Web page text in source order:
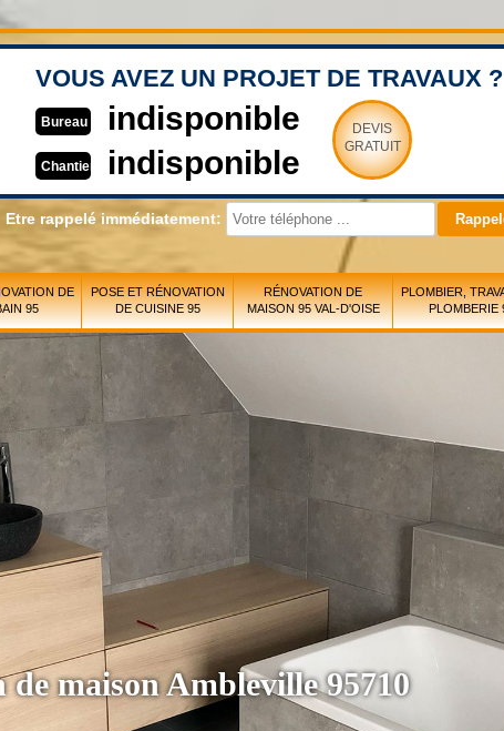
VOUS AVEZ UN PROJET DE TRAVAUX ?
Bureau indisponible
Chantier indisponible
DEVIS
GRATUIT
Etre rappelé immédiatement:
DE
95
POSE ET RÉNOVATION
DE CUISINE 95
RÉNOVATION DE
MAISON 95 VAL-D'OISE
PLOMBIER,
PLOMBERIE
maison Ambleville 95710